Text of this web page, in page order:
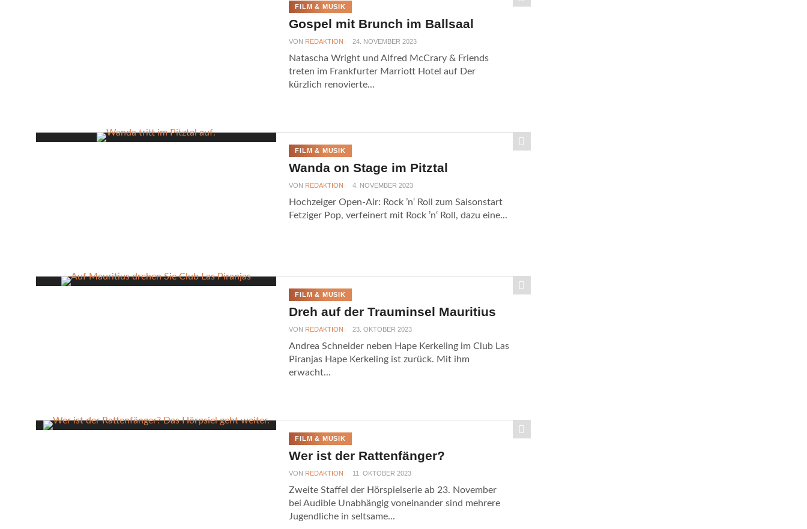
FILM & MUSIK
Gospel mit Brunch im Ballsaal
VON REDAKTION 24. NOVEMBER 2023
Natascha Wright und Alfred McCrary & Friends
treten im Frankfurter Marriott Hotel auf Der
kürzlich renovierte...
FILM & MUSIK
Wanda on Stage im Pitztal
VON REDAKTION 4. NOVEMBER 2023
Hochzeiger Open-Air: Rock ’n‘ Roll zum Saisonstart
Fetziger Pop, verfeinert mit Rock ’n‘ Roll, dazu eine...
FILM & MUSIK
Dreh auf der Trauminsel Mauritius
VON REDAKTION 23. OKTOBER 2023
Andrea Schneider neben Hape Kerkeling im Club Las
Piranjas Hape Kerkeling ist zurück. Mit ihm
erwacht...
FILM & MUSIK
Wer ist der Rattenfänger?
VON REDAKTION 11. OKTOBER 2023
Zweite Staffel der Hörspielserie ab 23. November
bei Audible Unabhängig voneinander sind mehrere
Jugendliche in seltsame...